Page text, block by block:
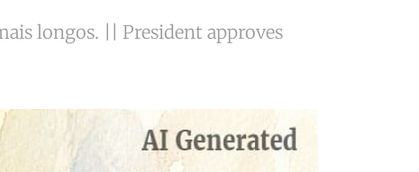
longos. || President approves